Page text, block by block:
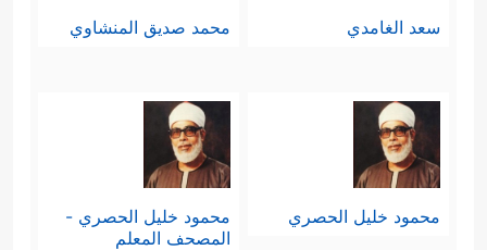
سعد الغامدي محمد صديق المنشاوي
محمود خليل الحصري
محمود خليل الحصري -
المصحف المعلم